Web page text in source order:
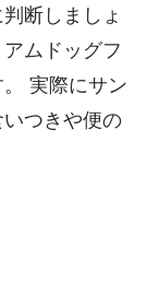
断しましょ
ムドッグフ
実際にサン
つきや便の